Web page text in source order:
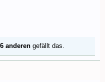
6 anderen gefällt das.